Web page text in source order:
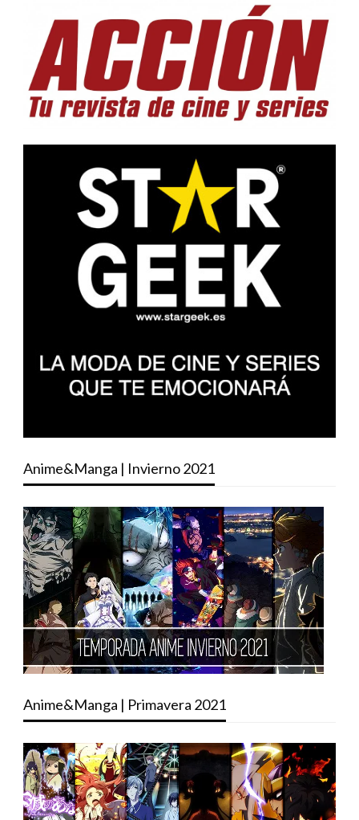
Anime&Manga | Invierno 2021
Anime&Manga | Primavera 2021